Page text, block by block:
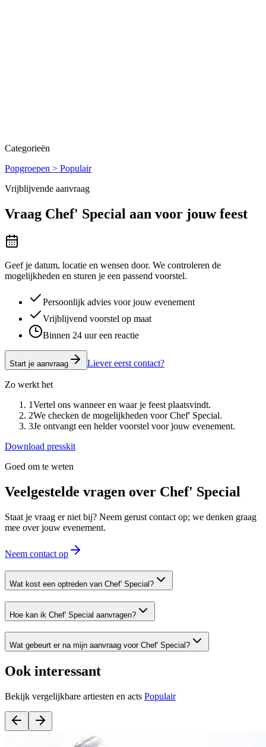
Categorieën
Popgroepen > Populair
Vrijblijvende aanvraag
Vraag Chef' Special aan voor jouw feest
Geef je datum, locatie en wensen door. We controleren de
mogelijkheden en sturen je een passend voorstel.
Persoonlijk advies voor jouw evenement
Vrijblijvend voorstel op maat
Binnen 24 uur een reactie
Start je aanvraag Liever eerst contact?
Zo werkt het
1Vertel ons wanneer en waar je feest plaatsvindt.
2We checken de mogelijkheden voor Chef' Special.
3Je ontvangt een helder voorstel voor jouw evenement.
Download presskit
Goed om te weten
Veelgestelde vragen over Chef' Special
Staat je vraag er niet bij? Neem gerust contact op; we denken graag
mee over jouw evenement.
Neem contact op
Wat kost een optreden van Chef' Special?
Hoe kan ik Chef' Special aanvragen?
Wat gebeurt er na mijn aanvraag voor Chef' Special?
Ook interessant
Bekijk vergelijkbare artiesten en acts Populair